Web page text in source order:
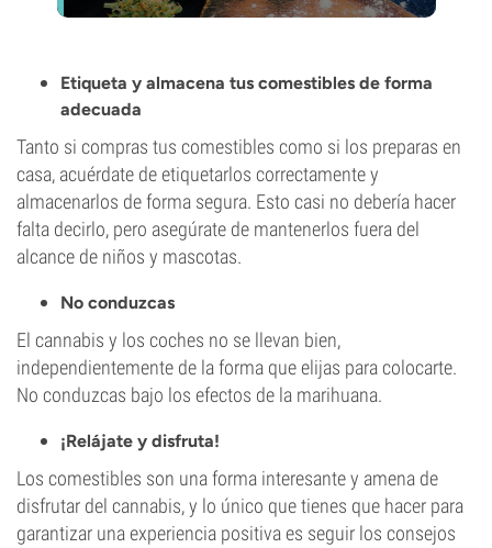
Etiqueta y almacena tus comestibles de forma
adecuada
Tanto si compras tus comestibles como si los preparas en
casa, acuérdate de etiquetarlos correctamente y
almacenarlos de forma segura. Esto casi no debería hacer
falta decirlo, pero asegúrate de mantenerlos fuera del
alcance de niños y mascotas.
No conduzcas
El cannabis y los coches no se llevan bien,
independientemente de la forma que elijas para colocarte.
No conduzcas bajo los efectos de la marihuana.
¡Relájate y disfruta!
Los comestibles son una forma interesante y amena de
disfrutar del cannabis, y lo único que tienes que hacer para
garantizar una experiencia positiva es seguir los consejos